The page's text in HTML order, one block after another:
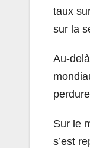
taux
sur la
Au-
Sur le
s’est